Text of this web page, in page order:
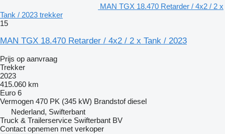
MAN TGX 18.470 Retarder / 4x2 / 2 x
Tank / 2023 trekker
15
MAN TGX 18.470 Retarder / 4x2 / 2 x Tank / 2023
Prijs op aanvraag
Trekker
2023
415.060 km
Euro 6
Vermogen 470 PK (345 kW) Brandstof diesel
Nederland, Swifterbant
Truck & Trailerservice Swifterbant BV
Contact opnemen met verkoper